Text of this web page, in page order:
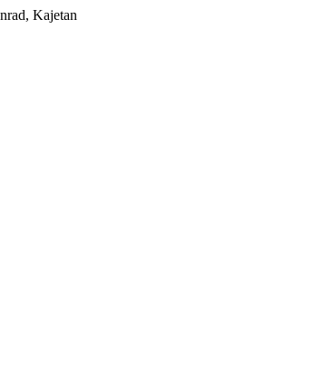
Kajetan